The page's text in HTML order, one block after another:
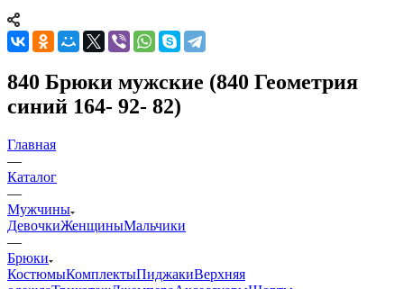
840 Брюки мужские (840 Геометрия
синий 164- 92- 82)
Главная
—
Каталог
—
Мужчины
ДевочкиЖенщиныМальчики
—
Брюки
КостюмыКомплектыПиджакиВерхняя